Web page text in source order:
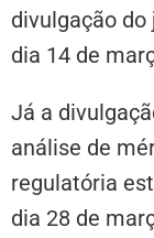
divulgação
dia 14 de
Já a
análise de
regulatória
dia 28 de